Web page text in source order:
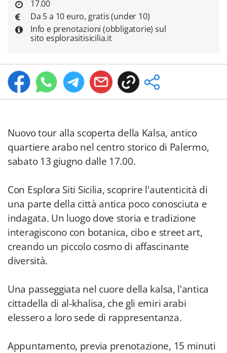
17.00
Da 5 a 10 euro, gratis (under 10)
Info e prenotazioni (obbligatorie) sul
sito esplorasitisicilia.it
Nuovo tour alla scoperta della Kalsa, antico
quartiere arabo nel centro storico di Palermo,
sabato 13 giugno dalle 17.00.
Con Esplora Siti Sicilia, scoprire l'autenticità di
una parte della città antica poco conosciuta e
indagata. Un luogo dove storia e tradizione
interagiscono con botanica, cibo e street art,
creando un piccolo cosmo di affascinante
diversità.
Una passeggiata nel cuore della kalsa, l'antica
cittadella di al-khalisa, che gli emiri arabi
elessero a loro sede di rappresentanza.
Appuntamento, previa prenotazione, 15 minuti